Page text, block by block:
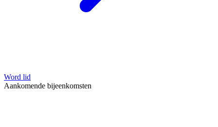
Word lid
Aankomende bijeenkomsten